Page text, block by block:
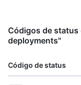
Códigos de status
deployments"
Código de status